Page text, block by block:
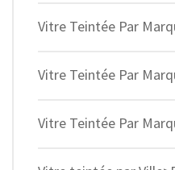
Vitre Teintée Par
Vitre Teintée Par
Vitre Teintée Par